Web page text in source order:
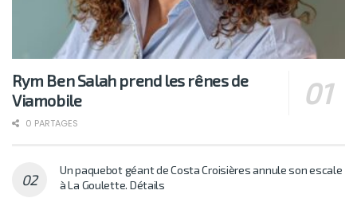
Rym Ben Salah prend les rênes de
Viamobile
0 PARTAGES
Un paquebot géant de Costa Croisières annule son escale
à La Goulette. Détails